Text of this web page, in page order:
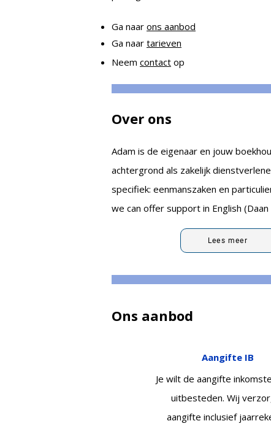
Ga naar ons aanbod
Ga naar tarieven
Neem contact op
Over ons
Adam is de eigenaar en jouw
achtergrond als zakelijk
specifiek: eenmanszaken en
we can offer support in English
Lees meer
Ons aanbod
Je wilt de aangifte
uitbesteden. Wij
aangifte inclusief
Aangifte IB